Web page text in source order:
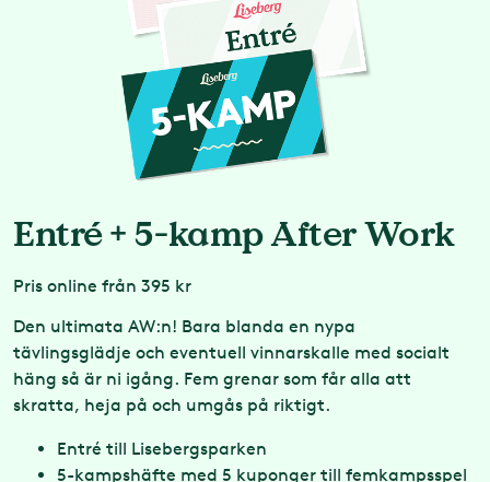
Entré + 5-kamp After Work
Pris online från 395 kr
Den ultimata AW:n! Bara blanda en nypa
tävlingsglädje och eventuell vinnarskalle med socialt
häng så är ni igång. Fem grenar som får alla att
skratta, heja på och umgås på riktigt.
Entré till Lisebergsparken
5-kampshäfte med 5 kuponger till femkampsspel